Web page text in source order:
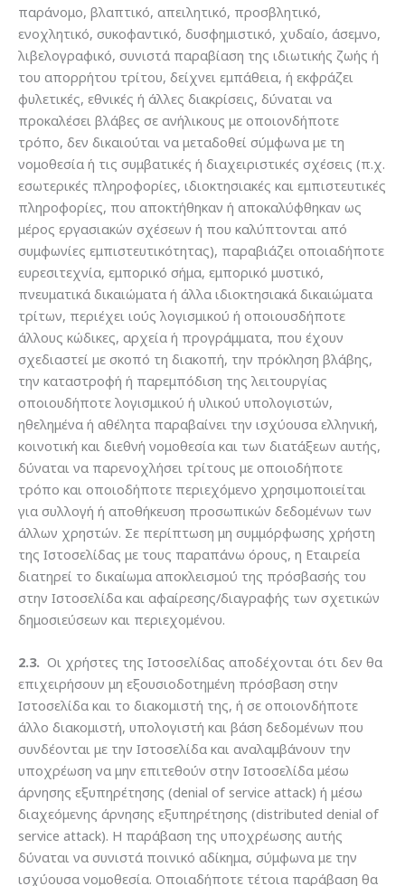
παράνομο, βλαπτικό, απειλητικό, προσβλητικό,
ενοχλητικό, συκοφαντικό, δυσφημιστικό, χυδαίο, άσεμνο,
λιβελογραφικό, συνιστά παραβίαση της ιδιωτικής ζωής ή
του απορρήτου τρίτου, δείχνει εμπάθεια, ή εκφράζει
φυλετικές, εθνικές ή άλλες διακρίσεις, δύναται να
προκαλέσει βλάβες σε ανήλικους με οποιονδήποτε
τρόπο, δεν δικαιούται να μεταδοθεί σύμφωνα με τη
νομοθεσία ή τις συμβατικές ή διαχειριστικές σχέσεις (π.χ.
εσωτερικές πληροφορίες, ιδιοκτησιακές και εμπιστευτικές
πληροφορίες, που αποκτήθηκαν ή αποκαλύφθηκαν ως
μέρος εργασιακών σχέσεων ή που καλύπτονται από
συμφωνίες εμπιστευτικότητας), παραβιάζει οποιαδήποτε
ευρεσιτεχνία, εμπορικό σήμα, εμπορικό μυστικό,
πνευματικά δικαιώματα ή άλλα ιδιοκτησιακά δικαιώματα
τρίτων, περιέχει ιούς λογισμικού ή οποιουσδήποτε
άλλους κώδικες, αρχεία ή προγράμματα, που έχουν
σχεδιαστεί με σκοπό τη διακοπή, την πρόκληση βλάβης,
την καταστροφή ή παρεμπόδιση της λειτουργίας
οποιουδήποτε λογισμικού ή υλικού υπολογιστών,
ηθελημένα ή αθέλητα παραβαίνει την ισχύουσα ελληνική,
κοινοτική και διεθνή νομοθεσία και των διατάξεων αυτής,
δύναται να παρενοχλήσει τρίτους με οποιοδήποτε
τρόπο και οποιοδήποτε περιεχόμενο χρησιμοποιείται
για συλλογή ή αποθήκευση προσωπικών δεδομένων των
άλλων χρηστών. Σε περίπτωση μη συμμόρφωσης χρήστη
της Ιστοσελίδας με τους παραπάνω όρους, η Εταιρεία
διατηρεί το δικαίωμα αποκλεισμού της πρόσβασής του
στην Ιστοσελίδα και αφαίρεσης/διαγραφής των σχετικών
δημοσιεύσεων και περιεχομένου.
2.3. Οι χρήστες της Ιστοσελίδας αποδέχονται ότι δεν θα
επιχειρήσουν μη εξουσιοδοτημένη πρόσβαση στην
Ιστοσελίδα και το διακομιστή της, ή σε οποιονδήποτε
άλλο διακομιστή, υπολογιστή και βάση δεδομένων που
συνδέονται με την Ιστοσελίδα και αναλαμβάνουν την
υποχρέωση να μην επιτεθούν στην Ιστοσελίδα μέσω
άρνησης εξυπηρέτησης (denial of service attack) ή μέσω
διαχεόμενης άρνησης εξυπηρέτησης (distributed denial of
service attack). Η παράβαση της υποχρέωσης αυτής
δύναται να συνιστά ποινικό αδίκημα, σύμφωνα με την
ισχύουσα νομοθεσία. Οποιαδήποτε τέτοια παράβαση θα